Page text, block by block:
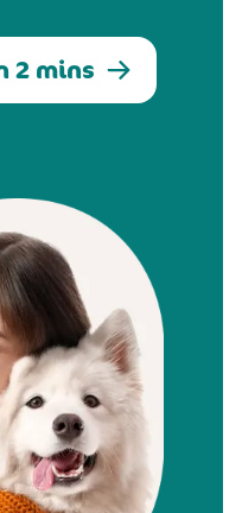
2 mins